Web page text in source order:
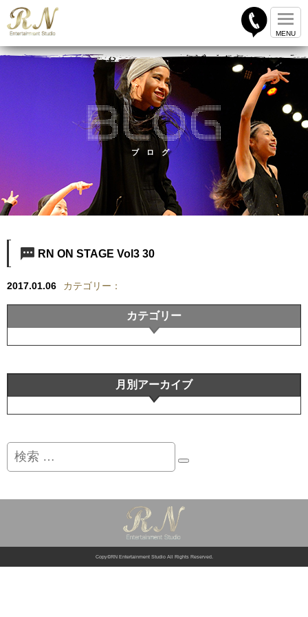
ブログ
RN ON STAGE Vol3 30
2017.01.06 カテゴリー：
カテゴリー
月別アーカイブ
検
Copy©RN Entertainment Studio All Rights Reserved.